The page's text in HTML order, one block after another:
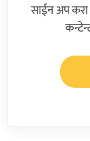
साईन अप